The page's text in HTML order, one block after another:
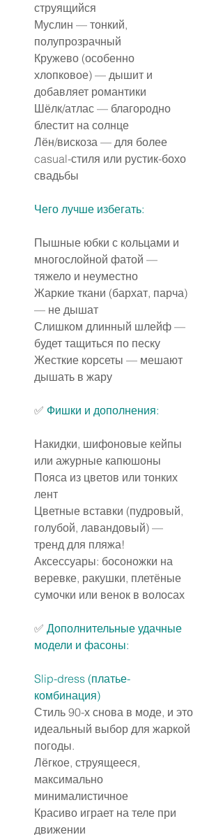
струящийся
Муслин — тонкий,
полупрозрачный
Кружево (особенно
хлопковое) — дышит и
добавляет романтики
Шёлк/атлас — благородно
блестит на солнце
Лён/вискоза — для более
casual-стиля или рустик-бохо
свадьбы
Чего лучше избегать:
Пышные юбки с кольцами и
многослойной фатой —
тяжело и неуместно
Жаркие ткани (бархат, парча)
— не дышат
Слишком длинный шлейф —
будет тащиться по песку
Жесткие корсеты — мешают
дышать в жару
✅ Фишки и дополнения:
Накидки, шифоновые кейпы
или ажурные капюшоны
Пояса из цветов или тонких
лент
Цветные вставки (пудровый,
голубой, лавандовый) —
тренд для пляжа!
Аксессуары: босоножки на
веревке, ракушки, плетёные
сумочки или венок в волосах
✅ Дополнительные удачные
модели и фасоны:
Slip-dress (платье-
комбинация)
Стиль 90-х снова в моде, и это
идеальный выбор для жаркой
погоды.
Лёгкое, струящееся,
максимально
минималистичное
Красиво играет на теле при
движении